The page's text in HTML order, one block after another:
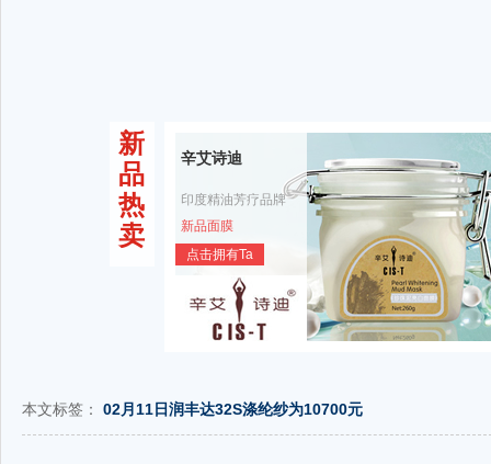
新
品
热
卖
辛艾诗迪
印度精油芳疗品牌
新品面膜
点击拥有Ta
本文标签： 02月11日润丰达32S涤纶纱为10700元